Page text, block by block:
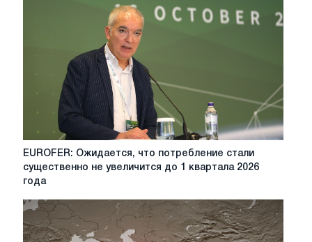
регулирование,
региональные
различия
EUROFER:
что
стали
существенно
не
EUROFER: Ожидается, что потребление стали
существенно не увеличится до 1 квартала 2026
года